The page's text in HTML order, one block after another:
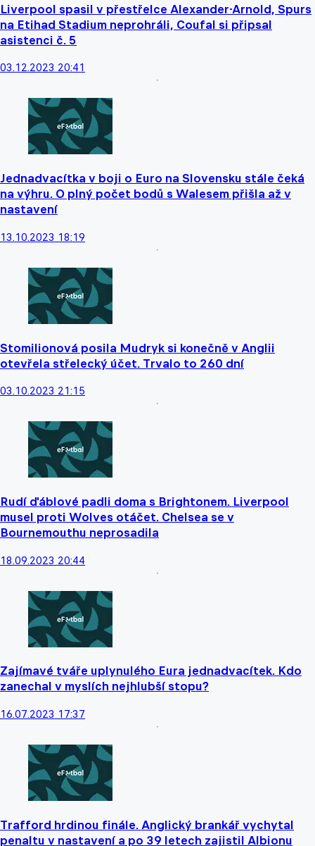
Liverpool spasil v přestřelce Alexander-Arnold, Spurs
na Etihad Stadium neprohráli, Coufal si připsal
asistenci č. 5
03.12.2023 20:41
Jednadvacítka v boji o Euro na Slovensku stále čeká
na výhru. O plný počet bodů s Walesem přišla až v
nastavení
13.10.2023 18:19
Stomilionová posila Mudryk si konečně v Anglii
otevřela střelecký účet. Trvalo to 260 dní
03.10.2023 21:15
Rudí ďáblové padli doma s Brightonem. Liverpool
musel proti Wolves otáčet. Chelsea se v
Bournemouthu neprosadila
18.09.2023 20:44
Zajímavé tváře uplynulého Eura jednadvacítek. Kdo
zanechal v myslích nejhlubší stopu?
16.07.2023 17:37
Trafford hrdinou finále. Anglický brankář vychytal
penaltu v nastavení a po 39 letech zajistil Albionu